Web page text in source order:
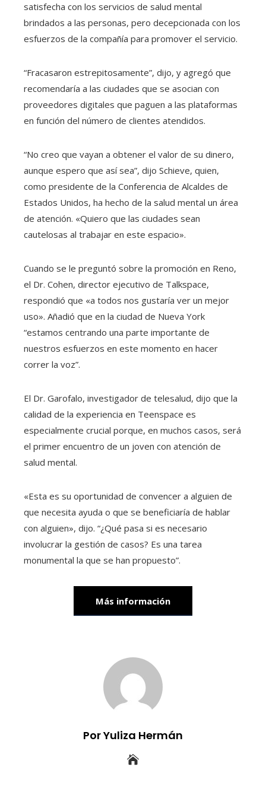
satisfecha con los servicios de salud mental
brindados a las personas, pero decepcionada con los
esfuerzos de la compañía para promover el servicio.
“Fracasaron estrepitosamente”, dijo, y agregó que
recomendaría a las ciudades que se asocian con
proveedores digitales que paguen a las plataformas
en función del número de clientes atendidos.
“No creo que vayan a obtener el valor de su dinero,
aunque espero que así sea”, dijo Schieve, quien,
como presidente de la Conferencia de Alcaldes de
Estados Unidos, ha hecho de la salud mental un área
de atención. «Quiero que las ciudades sean
cautelosas al trabajar en este espacio».
Cuando se le preguntó sobre la promoción en Reno,
el Dr. Cohen, director ejecutivo de Talkspace,
respondió que «a todos nos gustaría ver un mejor
uso». Añadió que en la ciudad de Nueva York
“estamos centrando una parte importante de
nuestros esfuerzos en este momento en hacer
correr la voz”.
El Dr. Garofalo, investigador de telesalud, dijo que la
calidad de la experiencia en Teenspace es
especialmente crucial porque, en muchos casos, será
el primer encuentro de un joven con atención de
salud mental.
«Esta es su oportunidad de convencer a alguien de
que necesita ayuda o que se beneficiaría de hablar
con alguien», dijo. “¿Qué pasa si es necesario
involucrar la gestión de casos? Es una tarea
monumental la que se han propuesto”.
Más información
Por Yuliza Hermán